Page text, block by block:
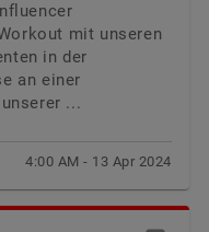
mit unseren
in der
an einer
...
4:00 AM - 13 Apr 2024